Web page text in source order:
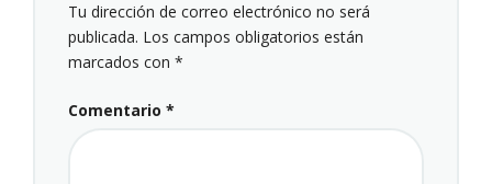
Tu dirección de correo electrónico no será
publicada. Los campos obligatorios están
marcados con *
Comentario *